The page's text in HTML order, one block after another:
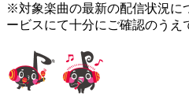
※対象楽曲の最新の配信状況に
ービスにて十分にご確認のうえ